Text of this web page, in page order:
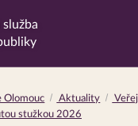
služba
Olomouc Aktuality
stužkou 2026